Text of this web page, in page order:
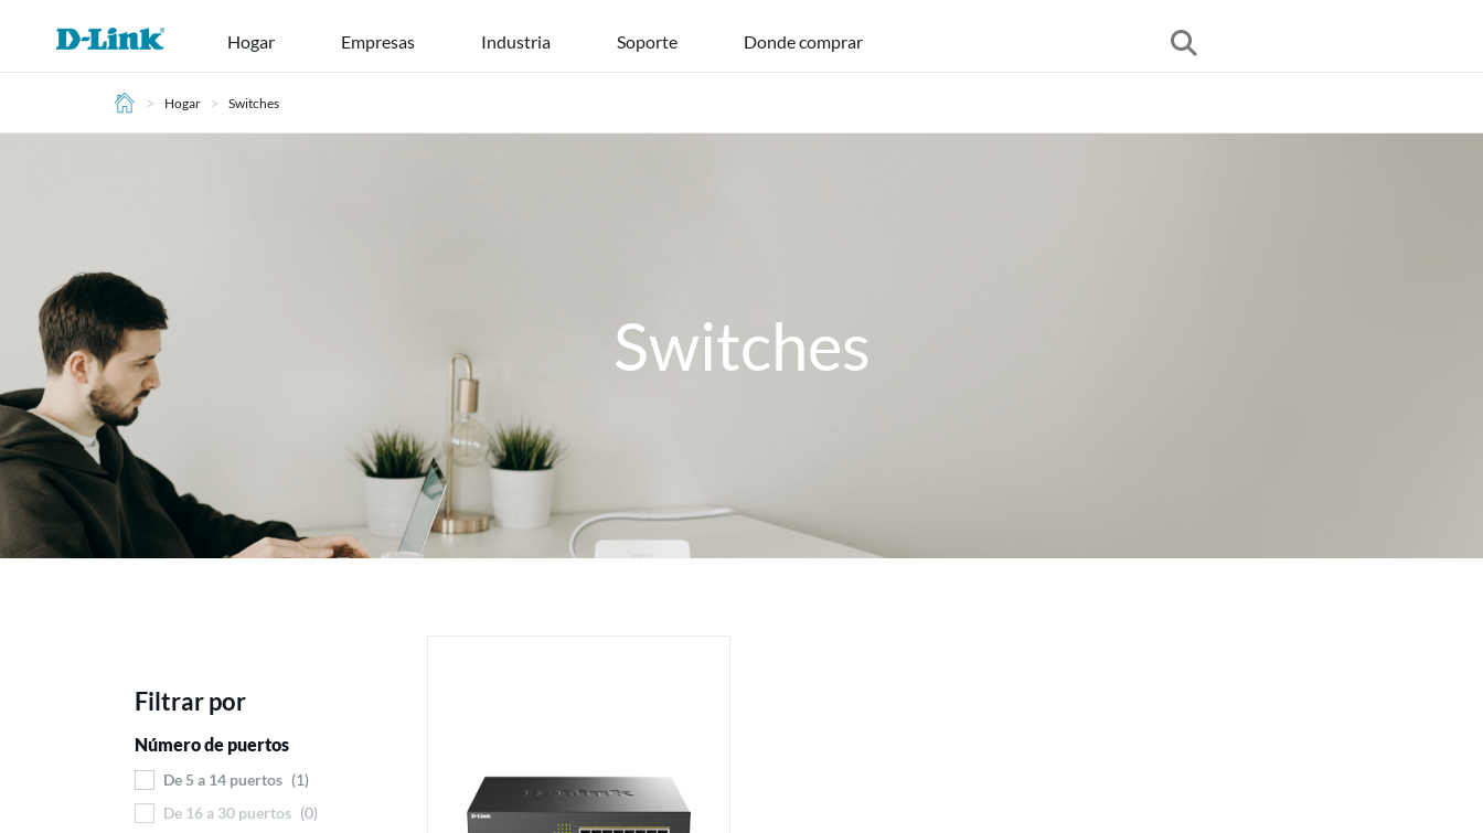
Hogar Empresas Industria Soporte Donde comprar
> Hogar > Switches
Switches
Filtrar por
Número de puertos
De 5 a 14 puertos
1
De 16 a 30 puertos
0